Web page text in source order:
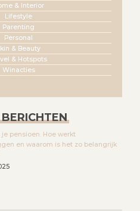
& Interior
Lifestyle
Parenting
Personal
& Beauty
& Hotspots
Winacties
pensioen. Hoe werkt
en waarom is het zo belangrijk